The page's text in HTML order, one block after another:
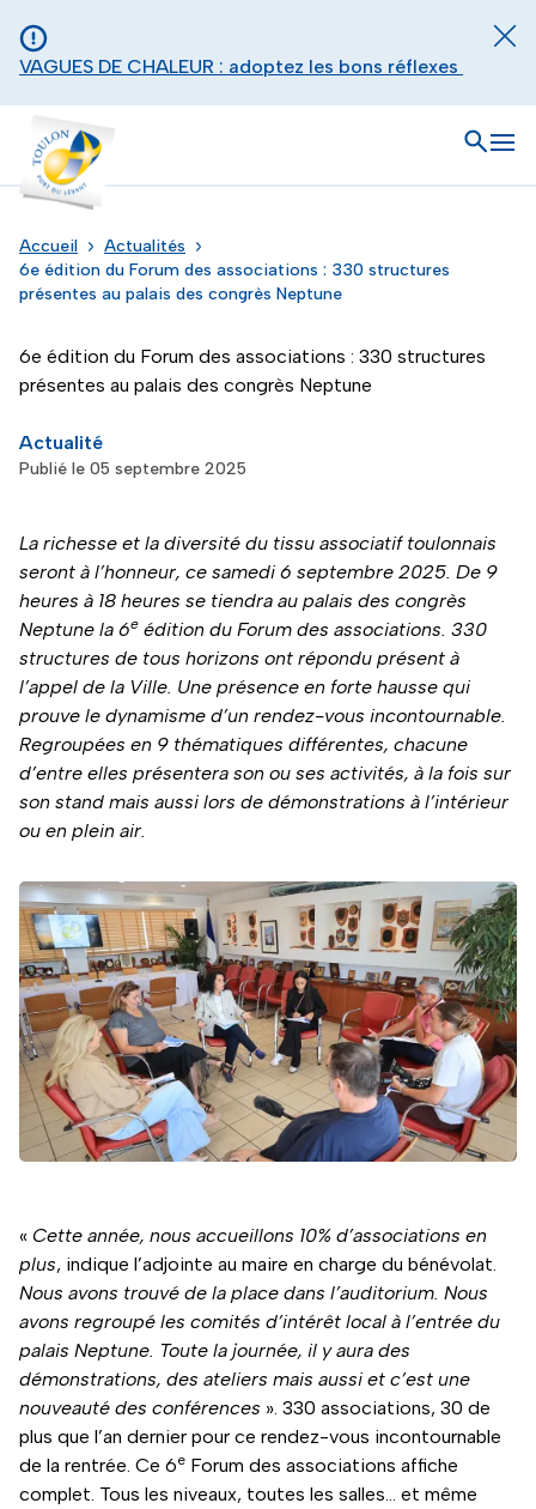
VAGUES DE CHALEUR : adoptez les bons réflexes
Toulon - Port du levant, retour à l'accueil
Ouvrir
Accueil
Actualités
6e édition du Forum des associations : 330 structures
présentes au palais des congrès Neptune
6e édition du Forum des associations : 330 structures
présentes au palais des congrès Neptune
Actualité
Publié le 05 septembre 2025
La richesse et la diversité du tissu associatif toulonnais
seront à l’honneur, ce samedi 6 septembre 2025. De 9
heures à 18 heures se tiendra au palais des congrès
Neptune la 6e édition du Forum des associations. 330
structures de tous horizons ont répondu présent à
l’appel de la Ville. Une présence en forte hausse qui
prouve le dynamisme d’un rendez-vous incontournable.
Regroupées en 9 thématiques différentes, chacune
d’entre elles présentera son ou ses activités, à la fois sur
son stand mais aussi lors de démonstrations à l’intérieur
ou en plein air.
« Cette année, nous accueillons 10% d’associations en
plus, indique l’adjointe au maire en charge du bénévolat.
Nous avons trouvé de la place dans l’auditorium. Nous
avons regroupé les comités d’intérêt local à l’entrée du
palais Neptune. Toute la journée, il y aura des
démonstrations, des ateliers mais aussi et c’est une
nouveauté des conférences ». 330 associations, 30 de
plus que l’an dernier pour ce rendez-vous incontournable
de la rentrée. Ce 6e Forum des associations affiche
complet. Tous les niveaux, toutes les salles… et même